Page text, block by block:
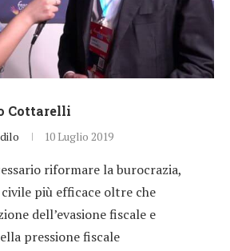
Cottarelli
10 Luglio 2019
riformare la burocrazia,
più efficace oltre che
dell’evasione fiscale e
pressione fiscale